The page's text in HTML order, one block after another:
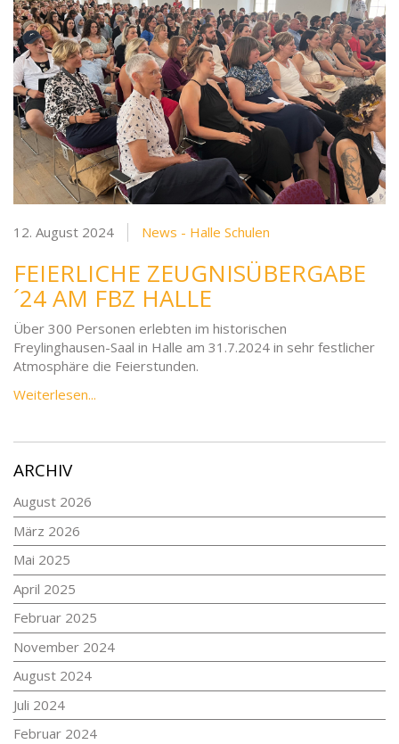
12. August 2024 News - Halle Schulen
FEIERLICHE ZEUGNISÜBERGABE
´24 AM FBZ HALLE
Über 300 Personen erlebten im historischen
Freylinghausen-Saal in Halle am 31.7.2024 in sehr festlicher
Atmosphäre die Feierstunden.
Weiterlesen...
ARCHIV
August 2026
März 2026
Mai 2025
April 2025
Februar 2025
November 2024
August 2024
Juli 2024
Februar 2024